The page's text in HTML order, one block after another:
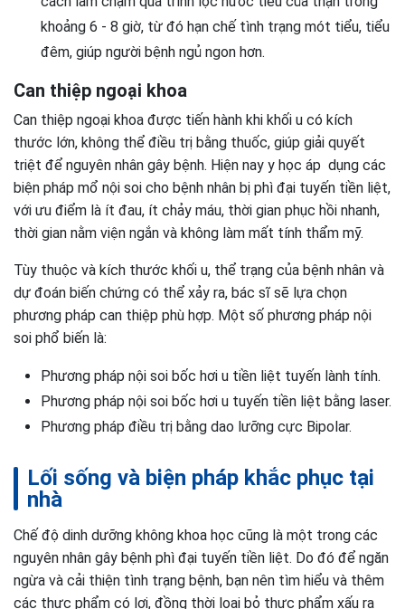
khoảng 6 - 8 giờ, từ đó hạn chế tình trạng mót tiểu, tiểu
đêm, giúp người bệnh ngủ ngon hơn.
Can thiệp ngoại khoa
Can thiệp ngoại khoa được tiến hành khi khối u có kích
thước lớn, không thể điều trị bằng thuốc, giúp giải quyết
triệt để nguyên nhân gây bệnh. Hiện nay y học áp dụng các
biện pháp mổ nội soi cho bệnh nhân bị phì đại tuyến tiền liệt,
với ưu điểm là ít đau, ít chảy máu, thời gian phục hồi nhanh,
thời gian nằm viện ngắn và không làm mất tính thẩm mỹ.
Tùy thuộc và kích thước khối u, thể trạng của bệnh nhân và
dự đoán biến chứng có thể xảy ra, bác sĩ sẽ lựa chọn
phương pháp can thiệp phù hợp. Một số phương pháp nội
soi phổ biến là:
Phương pháp nội soi bốc hơi u tiền liệt tuyến lành tính.
Phương pháp nội soi bốc hơi u tuyến tiền liệt bằng laser.
Phương pháp điều trị bằng dao lưỡng cực Bipolar.
Lối sống và biện pháp khắc phục tại
nhà
Chế độ dinh dưỡng không khoa học cũng là một trong các
nguyên nhân gây bệnh phì đại tuyến tiền liệt. Do đó để ngăn
ngừa và cải thiện tình trạng bệnh, bạn nên tìm hiểu và thêm
các thực phẩm có lợi, đồng thời loại bỏ thực phẩm xấu ra